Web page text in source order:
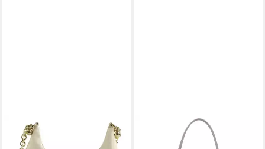
FURLA
Umhängetasche Mini
Schultertasche Sfera Soft,